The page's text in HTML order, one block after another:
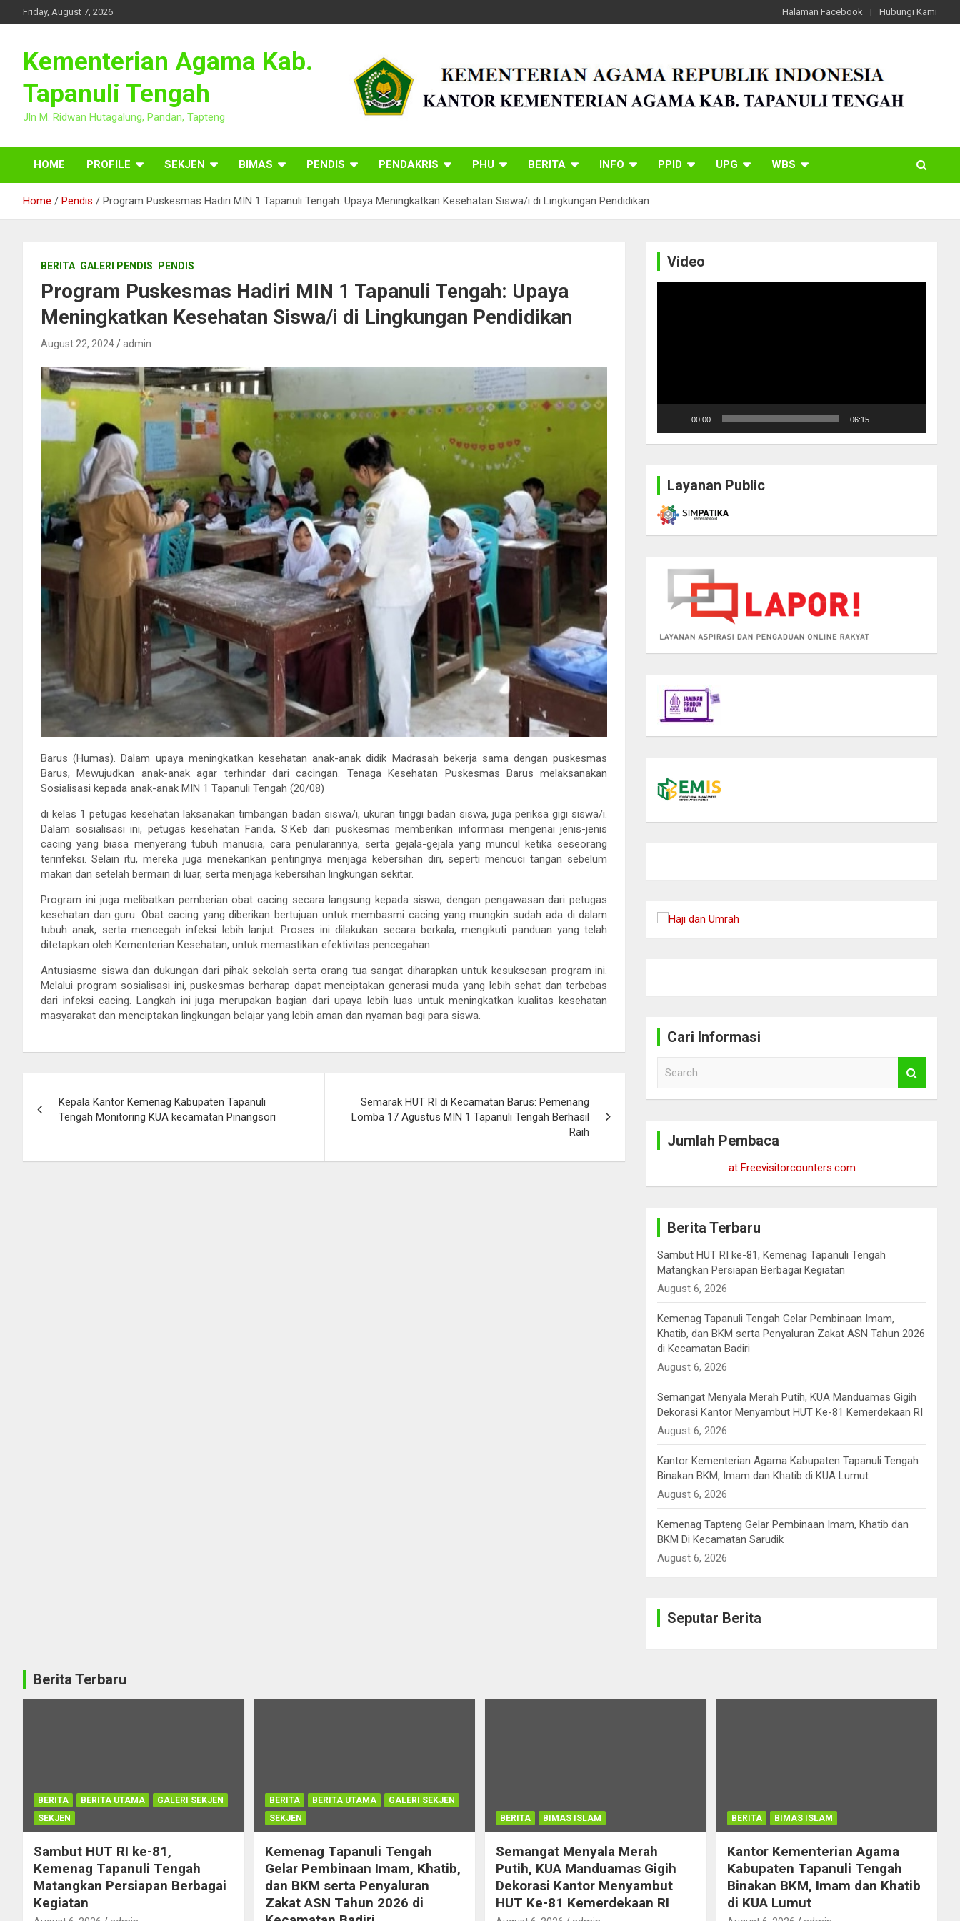
to
Friday, August 7, 2026 Halaman Facebook Hubungi Kami
Kementerian Agama Kab.
Tapanuli Tengah
Jln M. Ridwan Hutagalung, Pandan, Tapteng
HOME PROFILE SEKJEN BIMAS PENDIS PENDAKRIS PHU BERITA INFO PPID UPG WBS
Home Pendis Program Puskesmas Hadiri MIN 1 Tapanuli Tengah: Upaya Meningkatkan Kesehatan Siswa/i di Lingkungan Pendidikan
BERITA GALERI PENDIS PENDIS
Program Puskesmas Hadiri MIN 1 Tapanuli Tengah: Upaya
Meningkatkan Kesehatan Siswa/i di Lingkungan Pendidikan
August 22, 2024 admin
Barus (Humas). Dalam upaya meningkatkan kesehatan anak-anak didik Madrasah bekerja sama dengan puskesmas
Barus, Mewujudkan anak-anak agar terhindar dari cacingan. Tenaga Kesehatan Puskesmas Barus melaksanakan
Sosialisasi kepada anak-anak MIN 1 Tapanuli Tengah (20/08)
di kelas 1 petugas kesehatan laksanakan timbangan badan siswa/i, ukuran tinggi badan siswa, juga periksa gigi siswa/i.
Dalam sosialisasi ini, petugas kesehatan Farida, S.Keb dari puskesmas memberikan informasi mengenai jenis-jenis
cacing yang biasa menyerang tubuh manusia, cara penularannya, serta gejala-gejala yang muncul ketika seseorang
terinfeksi. Selain itu, mereka juga menekankan pentingnya menjaga kebersihan diri, seperti mencuci tangan sebelum
makan dan setelah bermain di luar, serta menjaga kebersihan lingkungan sekitar.
Program ini juga melibatkan pemberian obat cacing secara langsung kepada siswa, dengan pengawasan dari petugas
kesehatan dan guru. Obat cacing yang diberikan bertujuan untuk membasmi cacing yang mungkin sudah ada di dalam
tubuh anak, serta mencegah infeksi lebih lanjut. Proses ini dilakukan secara berkala, mengikuti panduan yang telah
ditetapkan oleh Kementerian Kesehatan, untuk memastikan efektivitas pencegahan.
Antusiasme siswa dan dukungan dari pihak sekolah serta orang tua sangat diharapkan untuk kesuksesan program ini.
Melalui program sosialisasi ini, puskesmas berharap dapat menciptakan generasi muda yang lebih sehat dan terbebas
dari infeksi cacing. Langkah ini juga merupakan bagian dari upaya lebih luas untuk meningkatkan kualitas kesehatan
masyarakat dan menciptakan lingkungan belajar yang lebih aman dan nyaman bagi para siswa.
navigation
Kepala Kantor Kemenag Kabupaten Tapanuli
Tengah Monitoring KUA kecamatan Pinangsori
Semarak HUT RI di Kecamatan Barus: Pemenang
Lomba 17 Agustus MIN 1 Tapanuli Tengah Berhasil
Raih
Video
00:00 06:15
Layanan Public
Cari Informasi
Jumlah Pembaca
at Freevisitorcounters.com
Berita Terbaru
Sambut HUT RI ke-81, Kemenag Tapanuli Tengah
Matangkan Persiapan Berbagai Kegiatan
August 6, 2026
Kemenag Tapanuli Tengah Gelar Pembinaan Imam,
Khatib, dan BKM serta Penyaluran Zakat ASN Tahun 2026
di Kecamatan Badiri
August 6, 2026
Semangat Menyala Merah Putih, KUA Manduamas Gigih
Dekorasi Kantor Menyambut HUT Ke-81 Kemerdekaan RI
August 6, 2026
Kantor Kementerian Agama Kabupaten Tapanuli Tengah
Binakan BKM, Imam dan Khatib di KUA Lumut
August 6, 2026
Kemenag Tapteng Gelar ‎Pembinaan Imam, Khatib dan
BKM ‎Di Kecamatan Sarudik
August 6, 2026
Seputar Berita
Berita Terbaru
BERITA BERITA UTAMA
GALERI SEKJEN
SEKJEN
Sambut HUT RI ke-81,
Kemenag Tapanuli Tengah
Matangkan Persiapan Berbagai
Kegiatan
BERITA BERITA UTAMA
GALERI SEKJEN
SEKJEN
Kemenag Tapanuli Tengah
Gelar Pembinaan Imam, Khatib,
dan BKM serta Penyaluran
Zakat ASN Tahun 2026 di
BERITA BIMAS ISLAM
Semangat Menyala Merah
Putih, KUA Manduamas Gigih
Dekorasi Kantor Menyambut
HUT Ke-81 Kemerdekaan RI
BERITA BIMAS ISLAM
Kantor Kementerian Agama
Kabupaten Tapanuli Tengah
Binakan BKM, Imam dan Khatib
di KUA Lumut